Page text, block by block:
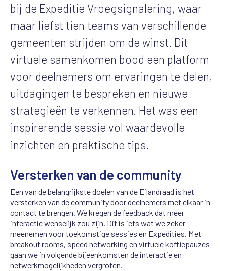
bij de Expeditie Vroegsignalering, waar
maar liefst tien teams van verschillende
gemeenten strijden om de winst. Dit
virtuele samenkomen bood een platform
voor deelnemers om ervaringen te delen,
uitdagingen te bespreken en nieuwe
strategieën te verkennen. Het was een
inspirerende sessie vol waardevolle
inzichten en praktische tips.
Versterken van de community
Een van de belangrijkste doelen van de Eilandraad is het
versterken van de community door deelnemers met elkaar in
contact te brengen. We kregen de feedback dat meer
interactie wenselijk zou zijn. Dit is iets wat we zeker
meenemen voor toekomstige sessies en Expedities. Met
breakout rooms, speed networking en virtuele koffiepauzes
gaan we in volgende bijeenkomsten de interactie en
netwerkmogelijkheden vergroten.